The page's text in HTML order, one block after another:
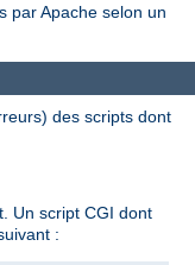
par Apache selon un
des scripts dont
Un script CGI dont
: